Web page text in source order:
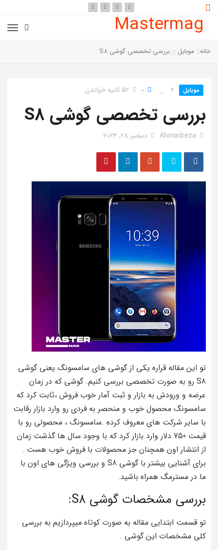
Mastermag
خانه موبایل بررسی تخصصی گوشی S8
موبایل 2
0 52 ثانیه خواندن
بررسی تخصصی گوشی S8
Ahmadreza دسامبر 28, 2023
تو این مقاله قراره یکی از گوشی های سامسونگ یعنی گوشی
S8 رو به صورت تخصصی بررسی کنیم. گوشی که در زمان
عرضه و ورودش به بازار و ثبت آمار خوب فروش ،ثابت کرد که
سامسونگ محصول خوب و منحصر به فردی رو وارد بازار رقابت
با سایر شرکت های معروف کرده .سامسونگ ، محصولی رو با
قیمت 750 دلار وارد بازار کرد که با وجود سال ها گذشت زمان
از انتشار اون همچنان جز محصولات با فروش خوب هست .
برای آشنایی بیشتر با گوشی S8 و بررسی ویژگی های اون با
ما در مسترمگ همراه باشید.
بررسی مشخصات گوشی S8:
تو قسمت ابتدایی مقاله به صورت کوتاه میپردازیم به بررسی
کلی مشخصات این گوشی .